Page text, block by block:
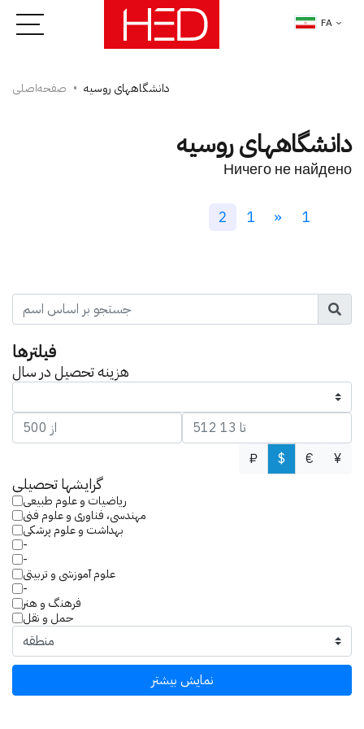
FA
صفحه‌اصلی دانشگاه­های روسیه
دانشگاه­های روسیه
Ничего не найдено
1
«
1
2
فیلتر­ها
هزینه تحصیل در سال
₽ $ € ¥
گرایش­ها تحصیلی
ریاضیات و علوم طبیعی
مهندسی، فناوری و علوم فنی
بهداشت و علوم پرشکی
-
-
علوم آموزشی و تربیتی
-
فرهنگ و هنر
حمل و نقل
نمایش بیشتر